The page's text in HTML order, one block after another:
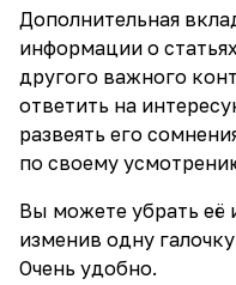
Дополнительная
информации о
другого важного
ответить на
развеять его
по своему
Вы можете убрать её
изменив одну
Очень удобно.